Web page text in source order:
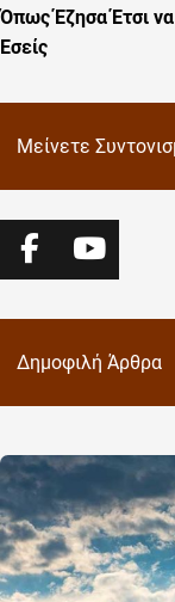
Όπως Έζησα Έτσι να
Εσείς
Μείνετε
Δημοφιλή Άρθρα